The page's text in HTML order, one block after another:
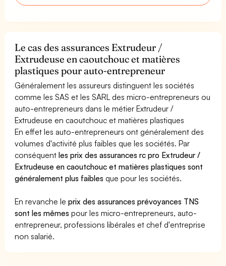
Le cas des assurances Extrudeur /
Extrudeuse en caoutchouc et matières
plastiques pour auto-entrepreneur
Généralement les assureurs distinguent les sociétés
comme les SAS et les SARL des micro-entrepreneurs ou
auto-entrepreneurs dans le métier Extrudeur /
Extrudeuse en caoutchouc et matières plastiques
En effet les auto-entrepreneurs ont généralement des
volumes d'activité plus faibles que les sociétés. Par
conséquentles prix des assurances rc pro Extrudeur /
Extrudeuse en caoutchouc et matières plastiques sont
généralement plus faibles que pour les sociétés.
En revanche leprix des assurances prévoyances TNS
sont les mêmes pour les micro-entrepreneurs, auto-
entrepreneur, professions libérales et chef d'entreprise
non salarié.